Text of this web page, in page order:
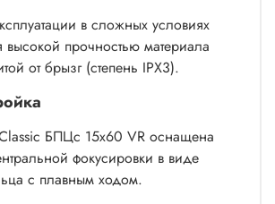
в сложных условиях
высокой прочностью материала
от брызг (степень IPX3).
БПЦс 15x60 VR оснащена
фокусировки в виде
с плавным ходом.